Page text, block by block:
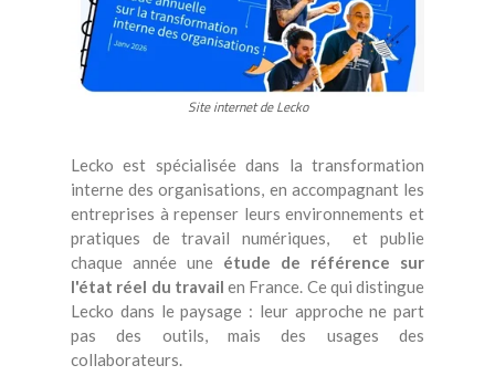
Site internet de Lecko
Lecko est spécialisée dans la transformation
interne des organisations, en accompagnant les
entreprises à repenser leurs environnements et
pratiques de travail numériques, et publie
chaque année une étude de référence sur
l'état réel du travail en France. Ce qui distingue
Lecko dans le paysage : leur approche ne part
pas des outils, mais des usages des
collaborateurs.